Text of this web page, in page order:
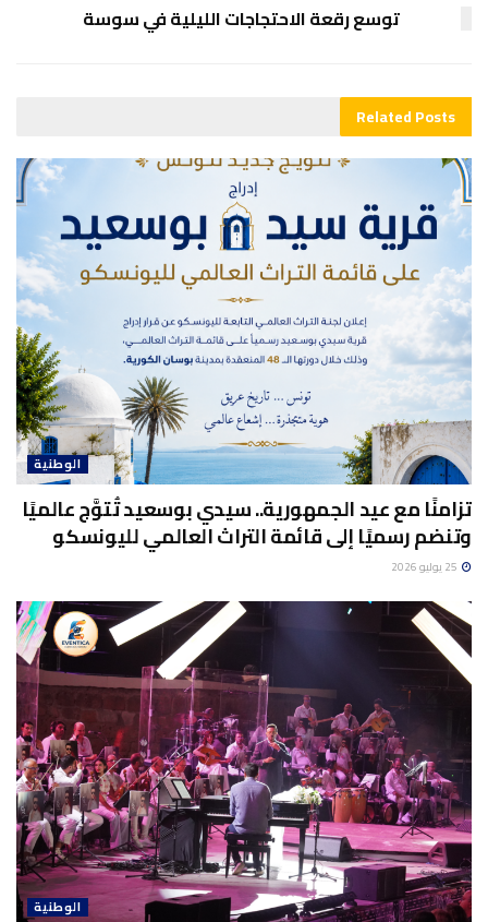
توسع رقعة الاحتجاجات الليلية في سوسة
RelatedPosts
الوطنية
تزامنًا مع عيد الجمهورية.. سيدي بوسعيد تُتوَّج عالميًا
وتنضم رسميًا إلى قائمة التراث العالمي لليونسكو
الوطنية